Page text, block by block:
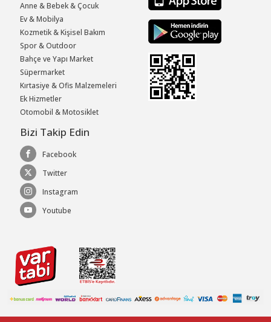
Anne & Bebek & Çocuk
Ev & Mobilya
Kozmetik & Kişisel Bakım
Spor & Outdoor
Bahçe ve Yapı Market
Süpermarket
Kırtasiye & Ofis Malzemeleri
Ek Hizmetler
Otomobil & Motosiklet
Bizi Takip Edin
Facebook
Twitter
Instagram
Youtube